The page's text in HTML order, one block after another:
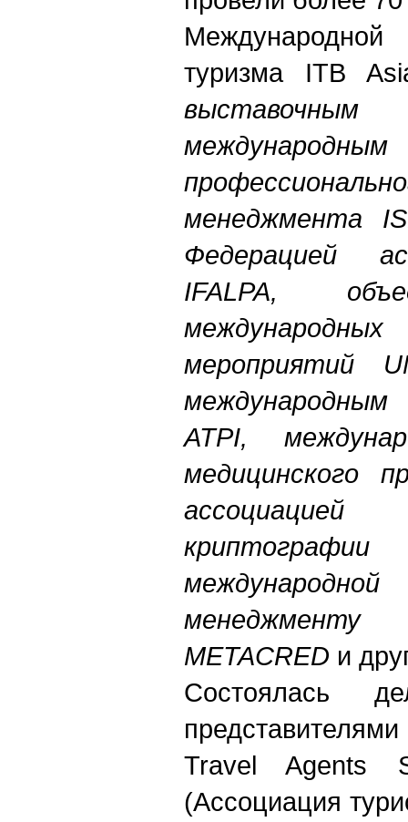
туризма ITB
выставочным
менеджмента
Федерацией а
IFALPA,
мероприятий
ATPI,
медицинского
METACRED и
Состоялась
Travel Agents
(Ассоциация